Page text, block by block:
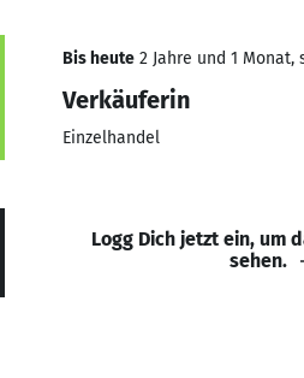
Bis heute 2 Jahre und 1 Monat,
Verkäuferin
Einzelhandel
Logg Dich jetzt ein, um
sehen.